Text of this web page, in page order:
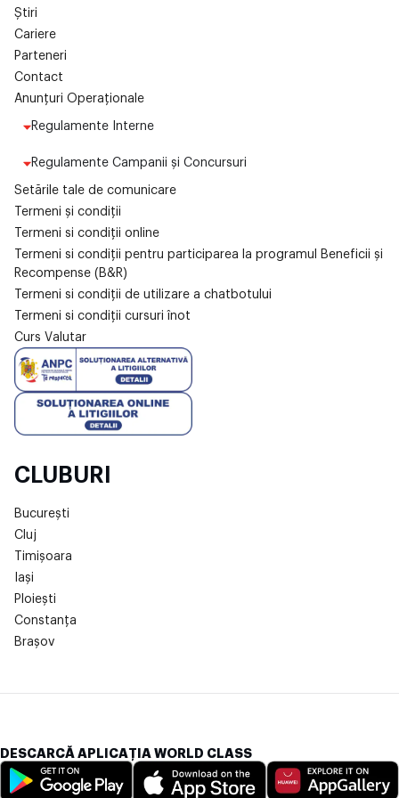
Știri
Cariere
Parteneri
Contact
Anunțuri Operaționale
Regulamente Interne
Regulamente Campanii și Concursuri
Setările tale de comunicare
Termeni și condiții
Termeni si condiții online
Termeni si condiții pentru participarea la programul Beneficii și
Recompense (B&R)
Termeni si condiții de utilizare a chatbotului
Termeni si condiții cursuri înot
Curs Valutar
CLUBURI
București
Cluj
Timișoara
Iași
Ploiești
Constanța
Brașov
DESCARCĂ APLICAȚIA WORLD CLASS